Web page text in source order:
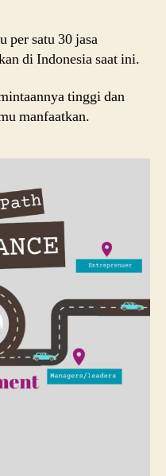
per satu 30 jasa
di Indonesia saat ini.
tinggi dan
manfaatkan.